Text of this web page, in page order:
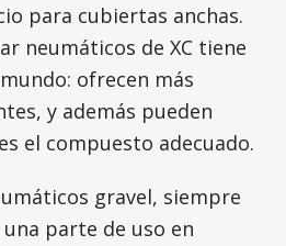
para cubiertas anchas.
neumáticos de XC tiene
ofrecen más
y además pueden
el compuesto adecuado.
gravel, siempre
parte de uso en